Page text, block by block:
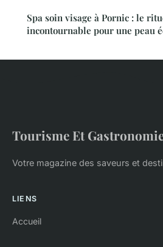
Spa soin visage à Pornic : le
incontournable pour une peau
Tourisme Et
Votre magazine des saveurs et
LIENS
Accueil